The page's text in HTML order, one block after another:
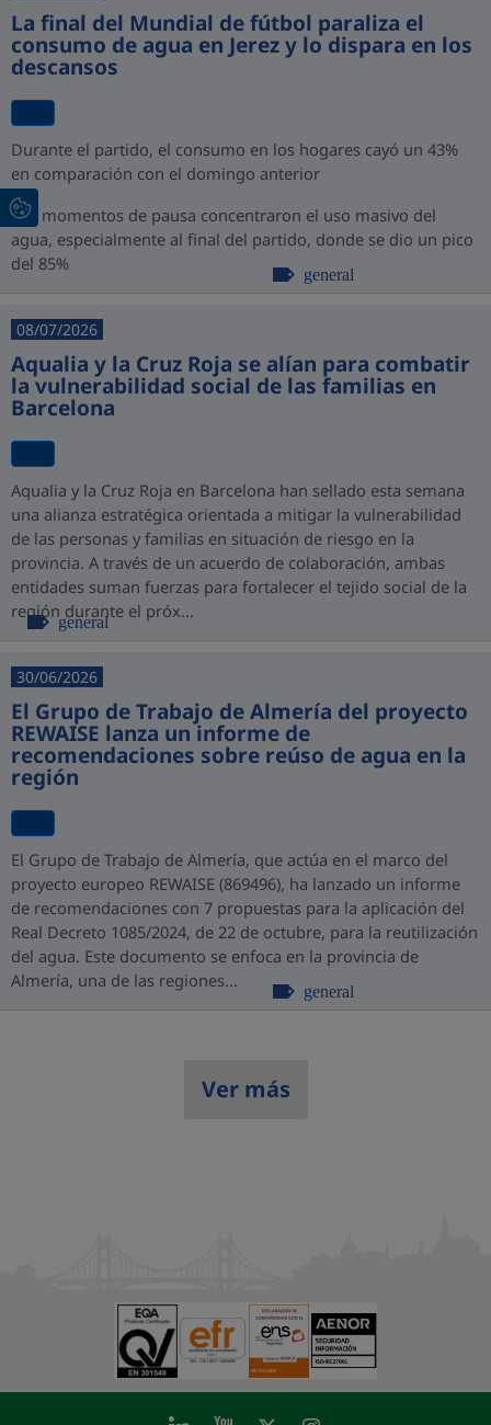
La final del Mundial de fútbol paraliza el
consumo de agua en Jerez y lo dispara en los
descansos
Durante el partido, el consumo en los hogares cayó un 43%
en comparación con el domingo anterior
Los momentos de pausa concentraron el uso masivo del
agua, especialmente al final del partido, donde se dio un pico
del 85%
general
08/07/2026
Aqualia y la Cruz Roja se alían para combatir
la vulnerabilidad social de las familias en
Barcelona
Aqualia y la Cruz Roja en Barcelona han sellado esta semana
una alianza estratégica orientada a mitigar la vulnerabilidad
de las personas y familias en situación de riesgo en la
provincia. A través de un acuerdo de colaboración, ambas
entidades suman fuerzas para fortalecer el tejido social de la
región durante el próx...
general
30/06/2026
El Grupo de Trabajo de Almería del proyecto
REWAISE lanza un informe de
recomendaciones sobre reúso de agua en la
región
El Grupo de Trabajo de Almería, que actúa en el marco del
proyecto europeo REWAISE (869496), ha lanzado un informe
de recomendaciones con 7 propuestas para la aplicación del
Real Decreto 1085/2024, de 22 de octubre, para la reutilización
del agua. Este documento se enfoca en la provincia de
Almería, una de las regiones...
general
Ver más